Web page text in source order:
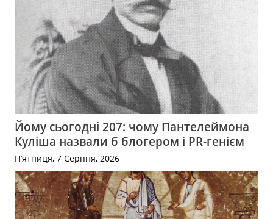
Йому сьогодні 207: чому Пантелеймона
Куліша назвали б блогером і PR-генієм
П’ятниця, 7 Серпня, 2026